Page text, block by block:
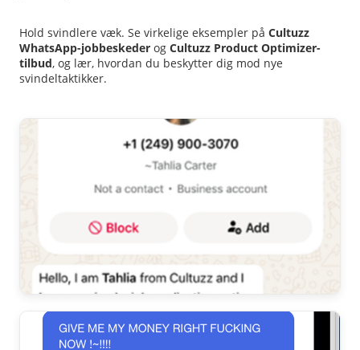
Hold svindlere væk. Se virkelige eksempler på Cultuzz
WhatsApp-jobbeskeder og Cultuzz Product Optimizer-
tilbud, og lær, hvordan du beskytter dig mod nye
svindeltaktikker.